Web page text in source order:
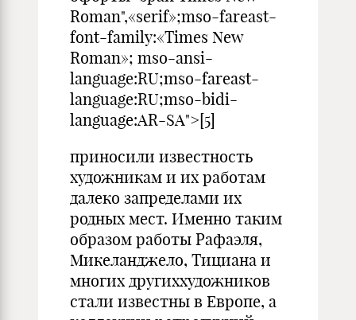
Roman",«serif»;mso-fareast-
font-family:«Times New
Roman»; mso-ansi-
language:RU;mso-fareast-
language:RU;mso-bidi-
language:AR-SA">[5]
приносили известность
художникам и их работам
далеко запределами их
родных мест. Именно таким
образом работы Рафаэля,
Микеланджело, Тициана и
многих другиххудожников
стали известны в Европе, а